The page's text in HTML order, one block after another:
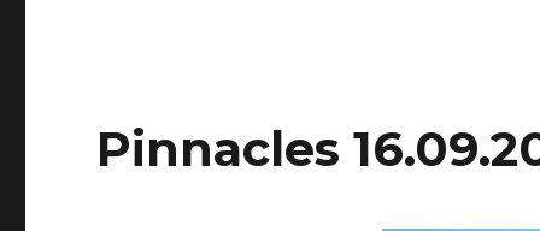
Pinnacles